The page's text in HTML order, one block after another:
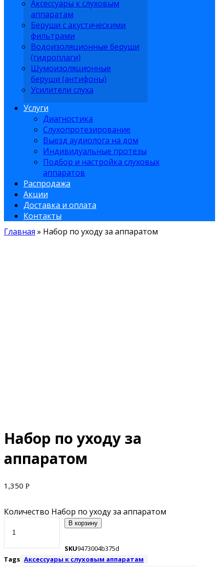
Аксессуары к слуховым
аппаратам
Беруши с акустическими
фильтрами
Водоизоляционные беруши
(гидроплаги)
Шумоизоляционные
беруши (антифоны)
Усилители слуха
Услуги
Диагностика
Слухопротезирование
Выезд аудиолога на дом
Индивидуальные протезы
Подбор и настройка слуховых
аппаратов
Распродажа
Акции
Доставка и оплата
Контакты
Главная » Набор по уходу за аппаратом
Набор по уходу за
аппаратом
1,350 Р
Количество Набор по уходу за аппаратом
В корзину
SKU9473004b375d
Tags Аксессуары к слуховым аппаратам